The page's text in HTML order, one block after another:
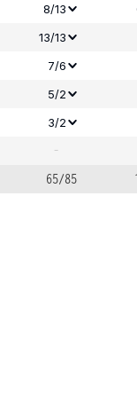
8/13
13/13
7/6
5/2
3/2
-
65/85